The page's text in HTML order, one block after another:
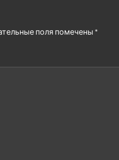
поля помечены *